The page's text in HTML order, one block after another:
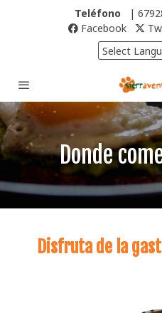
Teléfono |
Facebook
Select
Donde
Disfruta de la